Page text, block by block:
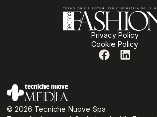
Privacy Policy
Cookie Policy
© 2026 Tecniche Nuove Spa